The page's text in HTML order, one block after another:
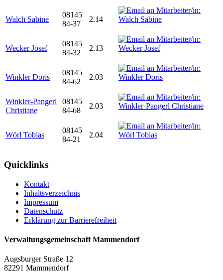
Walch Sabine
08145
84-37
2.14
Wecker Josef
08145
84-32
2.13
Winkler Doris
08145
84-62
2.03
Winkler-Pangerl
Christiane
08145
84-68
2.03
Wörl Tobias
08145
84-21
2.04
Quicklinks
Kontakt
Inhaltsverzeichnis
Impressum
Datenschutz
Erklärung zur Barrierefreiheit
Verwaltungsgemeinschaft Mammendorf
Augsburger Straße 12
82291 Mammendorf